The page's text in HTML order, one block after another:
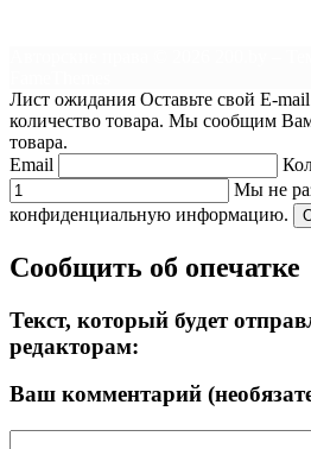
Лист ожидания Оставьте свой E-
количество товара. Мы сообщим
товара.
Email
Мы не
конфиденциальную информацию.
Сообщить об опечатке
Текст, который будет
редакторам:
Ваш комментарий